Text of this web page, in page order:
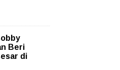
Beri
di